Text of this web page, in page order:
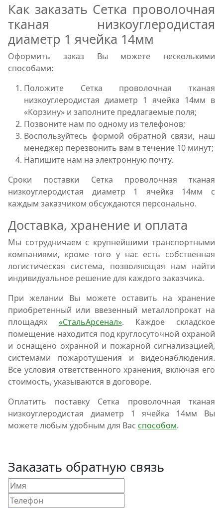
Как заказать Сетка проволочная
тканая низкоуглеродистая
диаметр 1 ячейка 14мм
Оформить заказ Вы можете несколькими
способами:
Положите Сетка проволочная тканая
низкоуглеродистая диаметр 1 ячейка 14мм в
«Корзину» и заполните предлагаемые поля;
Позвоните нам по одному из телефонов;
Воспользуйтесь формой обратной связи, наш
менеджер перезвонить вам в течение 10 минут;
Напишите нам на электронную почту.
Сроки поставки Сетка проволочная тканая
низкоуглеродистая диаметр 1 ячейка 14мм с
каждым заказчиком обсуждаются персонально.
Доставка, хранение и оплата
Мы сотрудничаем с крупнейшими транспортными
компаниями, кроме того у нас есть собственная
логистическая система, позволяющая нам найти
индивидуальное решение для каждого заказчика.
При желании Вы можете оставить на хранение
приобретенный или ввезенный металлопрокат на
площадях «СтальАрсенал». Каждое складское
помещение находится под круглосуточной охраной
и оснащено охранной и пожарной сигнализацией,
системами пожаротушения и видеонаблюдения.
Все условия ответственного хранения, включая его
стоимость, указываются в договоре.
Оплатить поставку Сетка проволочная тканая
низкоуглеродистая диаметр 1 ячейка 14мм Вы
можете любым удобным для Вас способом.
Заказать обратную связь